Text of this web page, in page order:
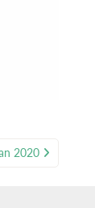
2020